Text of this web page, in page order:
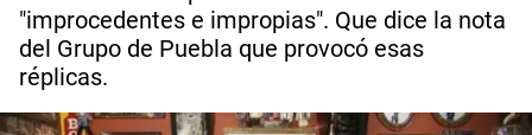
"improcedentes e impropias". Que dice la nota
del Grupo de Puebla que provocó esas
réplicas.